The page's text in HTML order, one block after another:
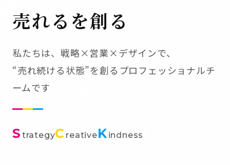
売れるを創る
私たちは、戦略×営業×デザインで、
“売れ続ける状態”を創るプロフェッショナルチ
ームです
S trategyC reativeKindness